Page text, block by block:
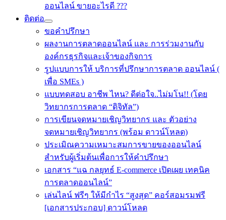
ออนไลน์ ขายอะไรดี ???
ติดต่อ
ขอคำปรึกษา
ผลงานการตลาดออนไลน์ และ การร่วมงานกับ
องค์กรธุรกิจและเจ้าของกิจการ
รูปแบบการให้ บริการที่ปรึกษาการตลาด ออนไลน์ (
เพื่อ SMEs )
แบบทดสอบ อาชีพ ไหน? ดีต่อใจ..ไม่มโน!! (โดย
วิทยากรการตลาด “ดิจิทัล”)
การเขียนจดหมายเชิญวิทยากร และ ตัวอย่าง
จดหมายเชิญวิทยากร (พร้อม ดาวน์โหลด)
ประเมิณความเหมาะสมการขายของออนไลน์
สำหรับผู้เริ่มต้นเพื่อการให้คำปรึกษา
เอกสาร “แฉ กลยุทธ์ E-commerce เปิดเผย เทคนิค
การตลาดออนไลน์”
เล่นไลน์ ฟรีๆ ให้มีกำไร “สูงสุด” คอร์สอมรมฟรี
[เอกสารประกอบ] ดาวน์โหลด